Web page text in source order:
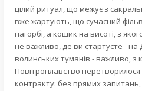
цілий ритуал, що межує з
вже жартують, що сучасний
пагорбі, а кошик на висоті, з
не важливо, де ви стартуєте - на
волинських туманів - важливо, з
Повітроплавство
контракту: без прямих